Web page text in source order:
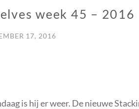
week 45 – 2016
17, 2016
is hij er weer. De nieuwe